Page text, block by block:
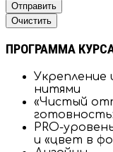
Отправить
Очистить
ПРОГРАММА
нитями
«Чистый
PRO-
и «цвет в